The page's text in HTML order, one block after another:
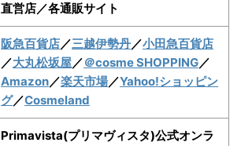
直営店／各通販サイト
阪急百貨店／三越伊勢丹／小田急百貨店
／大丸松坂屋／＠cosme SHOPPING／
Amazon／楽天市場／Yahoo!ショッピン
グ／Cosmeland
Primavista(プリマヴィスタ)公式オンラ